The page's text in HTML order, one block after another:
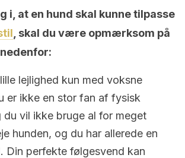
i, at en hund skal kunne tilpasse
, skal du være opmærksom på
lejlighed kun med voksne
er ikke en stor fan af fysisk
du vil ikke bruge al for meget
hunden, og du har allerede en
Din perfekte følgesvend kan